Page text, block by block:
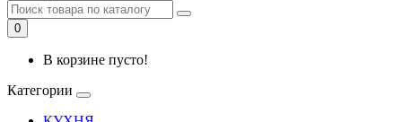
0
В корзине пусто!
Категории